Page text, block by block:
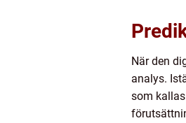
När den
analys.
som